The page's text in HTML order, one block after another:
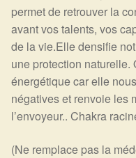
permet de retrouver la
avant vos talents, vos
de la vie.Elle densifie
une protection naturelle.
énergétique car elle
négatives et renvoie les
l’envoyeur.. Chakra
(Ne remplace pas la